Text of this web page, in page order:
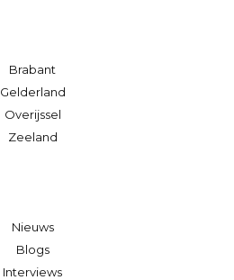
Brabant
Gelderland
Overijssel
Zeeland
Nieuws
Blogs
Interviews